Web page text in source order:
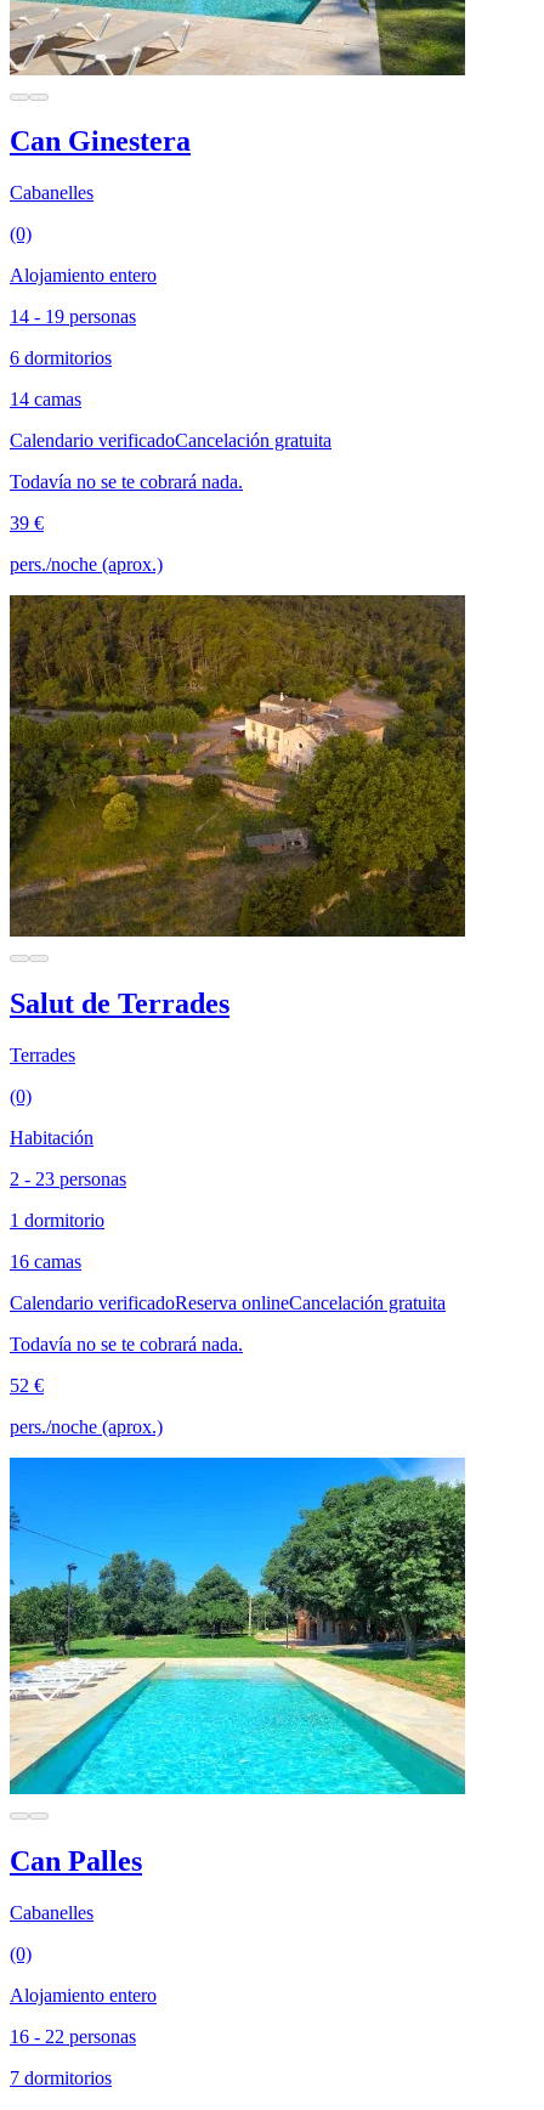
Can Ginestera
Cabanelles
(0)
Alojamiento entero
14 - 19 personas
6 dormitorios
14 camas
Calendario verificadoCancelación gratuita
Todavía no se te cobrará nada.
39 €
pers./noche (aprox.)
Salut de Terrades
Terrades
(0)
Habitación
2 - 23 personas
1 dormitorio
16 camas
Calendario verificadoReserva onlineCancelación gratuita
Todavía no se te cobrará nada.
52 €
pers./noche (aprox.)
Can Palles
Cabanelles
(0)
Alojamiento entero
16 - 22 personas
7 dormitorios